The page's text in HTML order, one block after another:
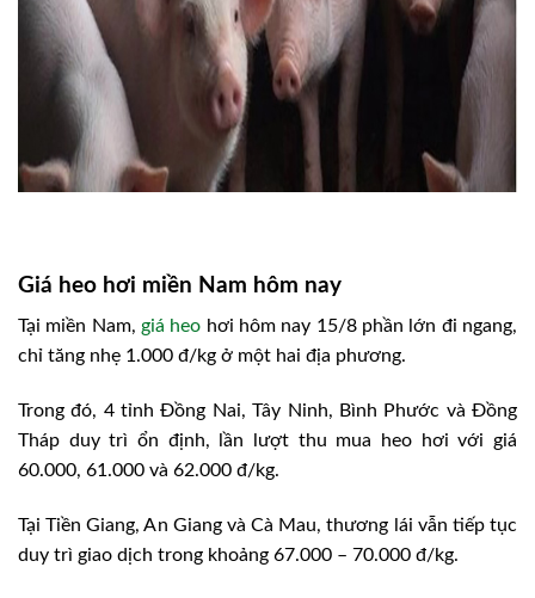
Giá heo hơi miền Nam hôm nay
Tại miền Nam, giá heo hơi hôm nay 15/8 phần lớn đi ngang,
chỉ tăng nhẹ 1.000 đ/kg ở một hai địa phương.
Trong đó, 4 tỉnh Đồng Nai, Tây Ninh, Bình Phước và Đồng
Tháp duy trì ổn định, lần lượt thu mua heo hơi với giá
60.000, 61.000 và 62.000 đ/kg.
Tại Tiền Giang, An Giang và Cà Mau, thương lái vẫn tiếp tục
duy trì giao dịch trong khoảng 67.000 – 70.000 đ/kg.